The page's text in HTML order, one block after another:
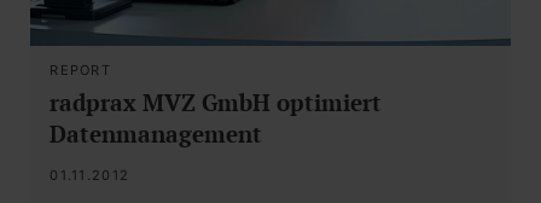
REPORT
radprax MVZ GmbH optimiert
Datenmanagement
01.11.2012